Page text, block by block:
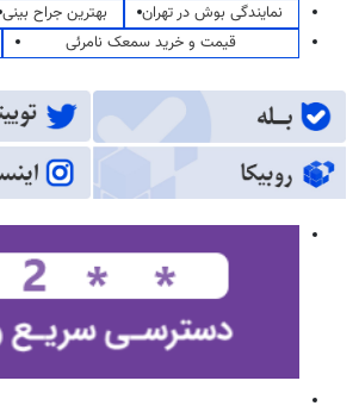
نمایندگی بوش در تهران
بهترین جراح بینی
قیمت و خرید سمعک نامرئی